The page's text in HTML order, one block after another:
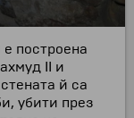
построена
II и
й са
убити през